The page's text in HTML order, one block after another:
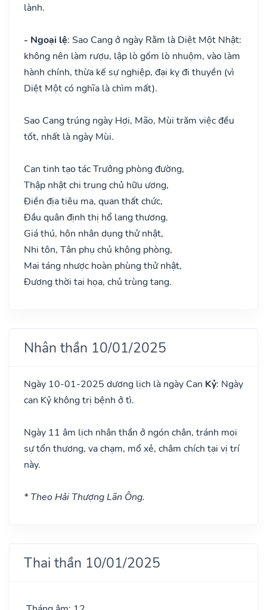
lành.
- Ngoại lệ: Sao Cang ở ngày Rằm là Diệt Một Nhật:
không nên làm rượu, lập lò gốm lò nhuộm, vào làm
hành chính, thừa kế sự nghiệp, đại kỵ đi thuyền (vì
Diệt Một có nghĩa là chìm mất).
Sao Cang trúng ngày Hợi, Mão, Mùi trăm việc đều
tốt, nhất là ngày Mùi.
Can tinh tạo tác Trưởng phòng đường,
Thập nhật chi trung chủ hữu ương,
Điền địa tiêu ma, quan thất chức,
Đầu quân định thị hổ lang thương.
Giá thú, hôn nhân dụng thử nhật,
Nhi tôn, Tân phụ chủ không phòng,
Mai táng nhược hoàn phùng thử nhật,
Đương thời tai họa, chủ trùng tang.
Nhân thần 10/01/2025
Ngày 10-01-2025 dương lịch là ngày Can Kỷ: Ngày
can Kỷ không trị bệnh ở tì.
Ngày 11 âm lịch nhân thần ở ngón chân, tránh mọi
sự tổn thương, va chạm, mổ xẻ, châm chích tại vị trí
này.
* Theo Hải Thượng Lãn Ông.
Thai thần 10/01/2025